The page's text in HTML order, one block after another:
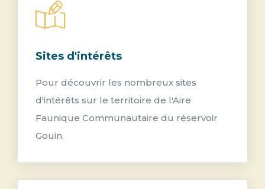
Sites d'intérêts
Pour découvrir les nombreux sites
d'intérêts sur le territoire de l'Aire
Faunique Communautaire du réservoir
Gouin.